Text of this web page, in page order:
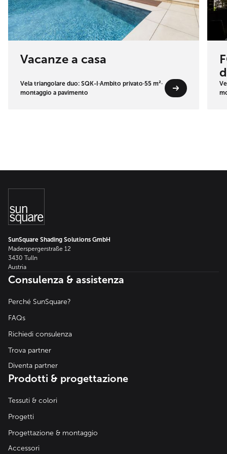
Vacanze a casa
Vela triangolare duo: SQK-I·Ambito privato·55 m²·
montaggio a pavimento
SunSquare Shading Solutions GmbH
Maderspergerstraße 12
3430 Tulln
Austria
Consulenza & assistenza
Perché SunSquare?
FAQs
Richiedi consulenza
Trova partner
Diventa partner
Prodotti & progettazione
Tessuti & colori
Progetti
Progettazione & montaggio
Accessori